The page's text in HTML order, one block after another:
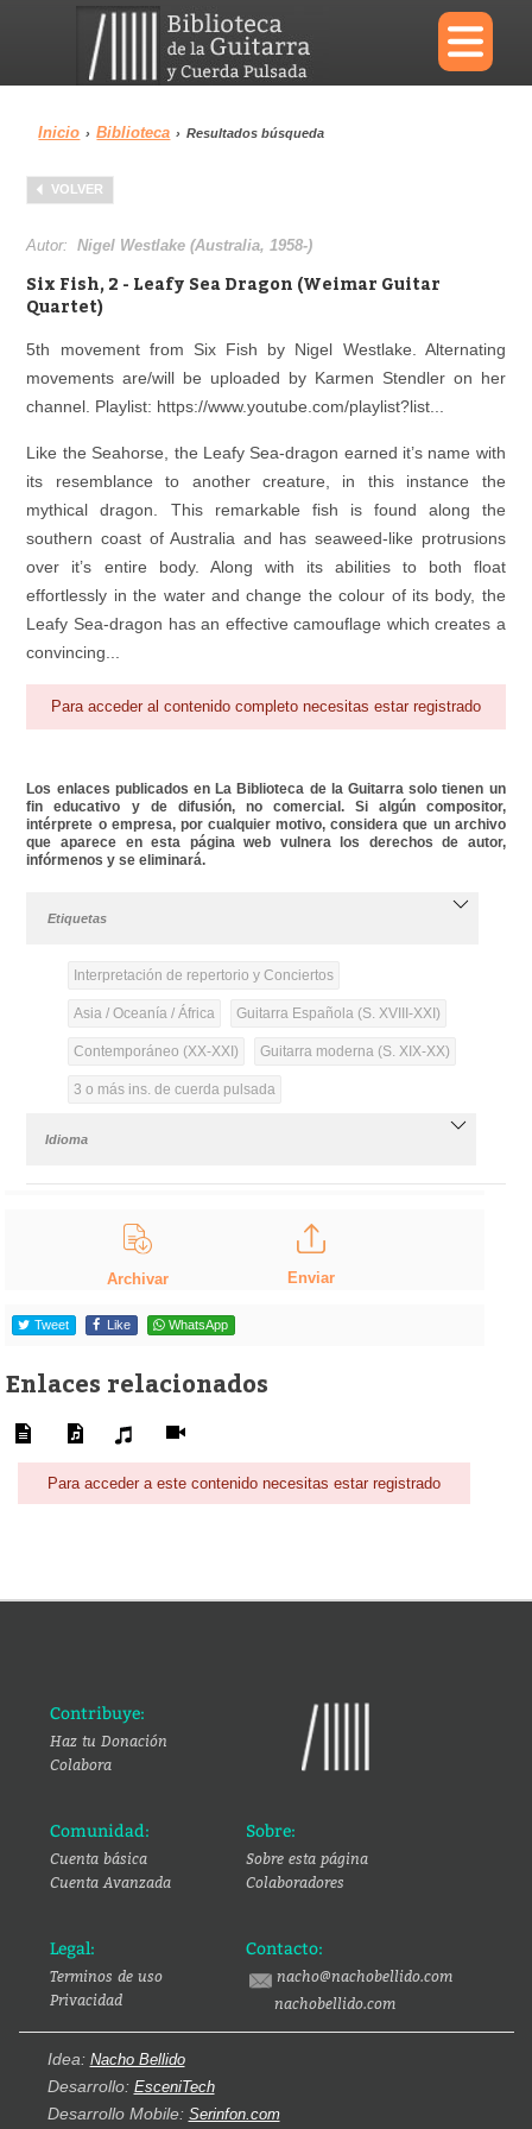
×
Menu
Biblioteca
Inicio › Biblioteca › Resultados búsqueda
VOLVER
Autor:Nigel Westlake (Australia, 1958-)
Six Fish, 2 - Leafy Sea Dragon (Weimar Guitar
Quartet)
5th movement from Six Fish by Nigel Westlake. Alternating
movements are/will be uploaded by Karmen Stendler on her
channel. Playlist: https://www.youtube.com/playlist?list...
Like the Seahorse, the Leafy Sea-dragon earned it’s name with
its resemblance to another creature, in this instance the
mythical dragon. This remarkable fish is found along the
southern coast of Australia and has seaweed-like protrusions
over it’s entire body. Along with its abilities to both float
effortlessly in the water and change the colour of its body, the
Leafy Sea-dragon has an effective camouflage which creates a
convincing...
Para acceder al contenido completo necesitas estar registrado
Los enlaces publicados en La Biblioteca de la Guitarra solo tienen un
fin educativo y de difusión, no comercial. Si algún compositor,
intérprete o empresa, por cualquier motivo, considera que un archivo
que aparece en esta página web vulnera los derechos de autor,
infórmenos y se eliminará.
Etiquetas
Interpretación de repertorio y Conciertos
Asia / Oceanía / África Guitarra Española (S. XVIII-XXI)
Contemporáneo (XX-XXI) Guitarra moderna (S. XIX-XX)
3 o más ins. de cuerda pulsada
Idioma
Archivar Enviar
Tweet Like WhatsApp
Enlaces relacionados
Para acceder a este contenido necesitas estar registrado
Contribuye:
Haz tu Donación
Colabora
Comunidad:
Cuenta básica
Cuenta Avanzada
Sobre:
Sobre esta página
Colaboradores
Legal:
Terminos de uso
Privacidad
Contacto:
nacho@nachobellido.com
nachobellido.com
Idea: Nacho Bellido
Desarrollo: EsceniTech
Desarrollo Mobile: Serinfon.com